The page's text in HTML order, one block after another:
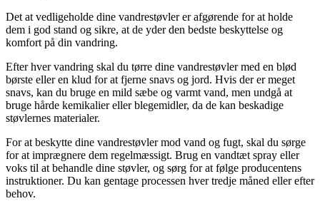
Det at vedligeholde dine vandrestøvler er afgørende for at holde
dem i god stand og sikre, at de yder den bedste beskyttelse og
komfort på din vandring.
Efter hver vandring skal du tørre dine vandrestøvler med en blød
børste eller en klud for at fjerne snavs og jord. Hvis der er meget
snavs, kan du bruge en mild sæbe og varmt vand, men undgå at
bruge hårde kemikalier eller blegemidler, da de kan beskadige
støvlernes materialer.
For at beskytte dine vandrestøvler mod vand og fugt, skal du sørge
for at imprægnere dem regelmæssigt. Brug en vandtæt spray eller
voks til at behandle dine støvler, og sørg for at følge producentens
instruktioner. Du kan gentage processen hver tredje måned eller efter
behov.